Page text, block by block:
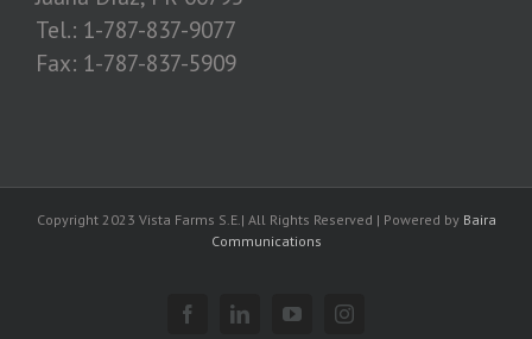
Tel.: 1-787-837-9077
Fax: 1-787-837-5909
Copyright 2023 Vista Farms S.E.| All Rights Reserved | Powered by Baira
Communications
FacebookLinkedinYouTubeInstagram